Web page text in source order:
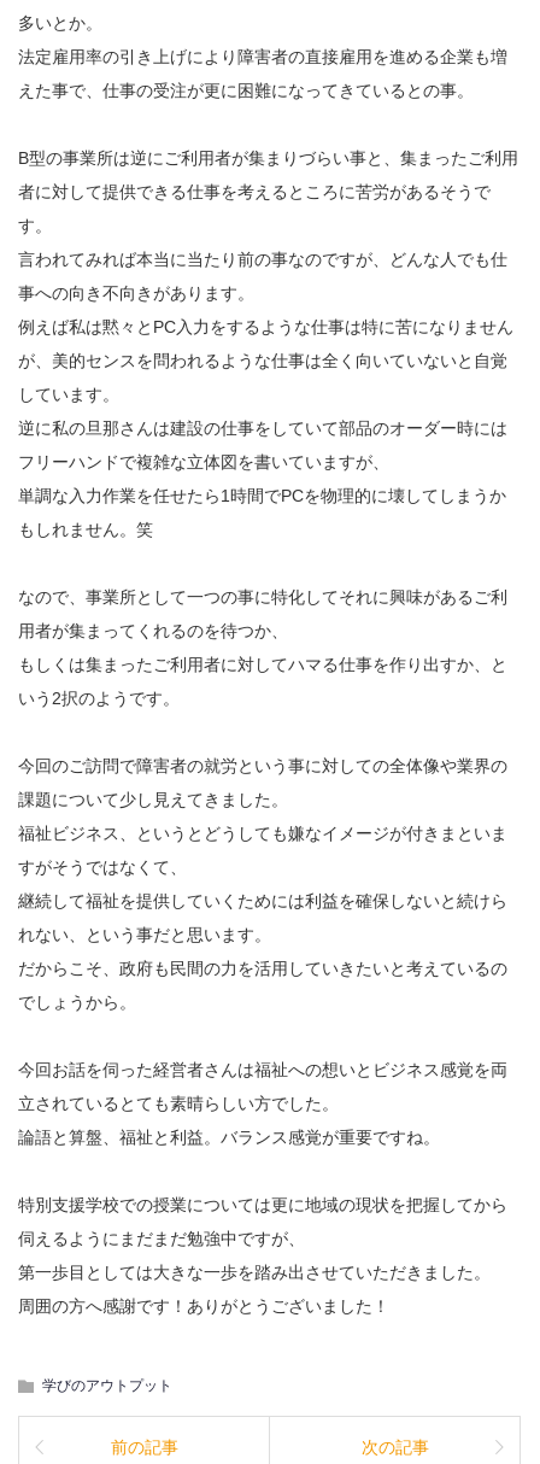
多いとか。
法定雇用率の引き上げにより障害者の直接雇用を進める企業も増
えた事で、仕事の受注が更に困難になってきているとの事。
B型の事業所は逆にご利用者が集まりづらい事と、集まったご利用
者に対して提供できる仕事を考えるところに苦労があるそうで
す。
言われてみれば本当に当たり前の事なのですが、どんな人でも仕
事への向き不向きがあります。
例えば私は黙々とPC入力をするような仕事は特に苦になりません
が、美的センスを問われるような仕事は全く向いていないと自覚
しています。
逆に私の旦那さんは建設の仕事をしていて部品のオーダー時には
フリーハンドで複雑な立体図を書いていますが、
単調な入力作業を任せたら1時間でPCを物理的に壊してしまうか
もしれません。笑
なので、事業所として一つの事に特化してそれに興味があるご利
用者が集まってくれるのを待つか、
もしくは集まったご利用者に対してハマる仕事を作り出すか、と
いう2択のようです。
今回のご訪問で障害者の就労という事に対しての全体像や業界の
課題について少し見えてきました。
福祉ビジネス、というとどうしても嫌なイメージが付きまといま
すがそうではなくて、
継続して福祉を提供していくためには利益を確保しないと続けら
れない、という事だと思います。
だからこそ、政府も民間の力を活用していきたいと考えているの
でしょうから。
今回お話を伺った経営者さんは福祉への想いとビジネス感覚を両
立されているとても素晴らしい方でした。
論語と算盤、福祉と利益。バランス感覚が重要ですね。
特別支援学校での授業については更に地域の現状を把握してから
伺えるようにまだまだ勉強中ですが、
第一歩目としては大きな一歩を踏み出させていただきました。
周囲の方へ感謝です！ありがとうございました！
学びのアウトプット
前の記事 次の記事